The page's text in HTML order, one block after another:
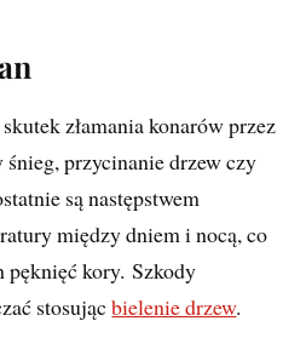
złamania konarów przez
przycinanie drzew czy
są następstwem
między dniem i nocą, co
pęknięć kory. Szkody
stosującbielenie drzew.